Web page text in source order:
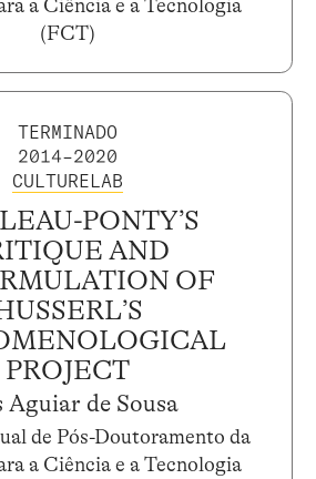
a Ciência e a Tecnologia
(FCT)
TERMINADO
2014–2020
CULTURELAB
PONTY’S
AND
OF
PROJECT
Aguiar de Sousa
de Pós-Doutoramento da
a Ciência e a Tecnologia